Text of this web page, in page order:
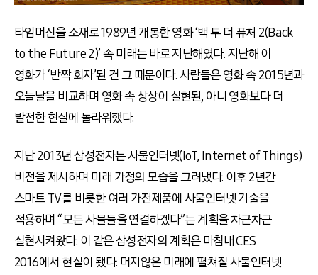
타임머신을 소재로 1989년 개봉한 영화 ‘백 투 더 퓨처 2(Back
to the Future 2)’ 속 미래는 바로 지난해였다. 지난해 이
영화가 ‘반짝 회자’된 건 그 때문이다. 사람들은 영화 속 2015년과
오늘날을 비교하며 영화 속 상상이 실현된, 아니 영화보다 더
발전한 현실에 놀라워했다.
지난 2013년 삼성전자는 사물인터넷(IoT, Internet of Things)
비전을 제시하며 미래 가정의 모습을 그려냈다. 이후 2년간
스마트 TV를 비롯한 여러 가전제품에 사물인터넷 기술을
적용하며 “모든 사물들을 연결하겠다”는 계획을 차근차근
실현시켜왔다. 이 같은 삼성전자의 계획은 마침내 CES
2016에서 현실이 됐다. 머지않은 미래에 펼쳐질 사물인터넷